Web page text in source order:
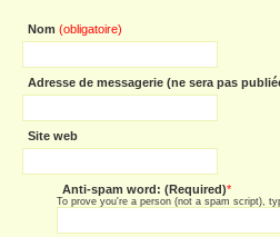
Nom (obligatoire)
Adresse de messagerie (ne sera pas
Site web
Anti-spam word: (Required)*
To prove you're a person (not a spam script),